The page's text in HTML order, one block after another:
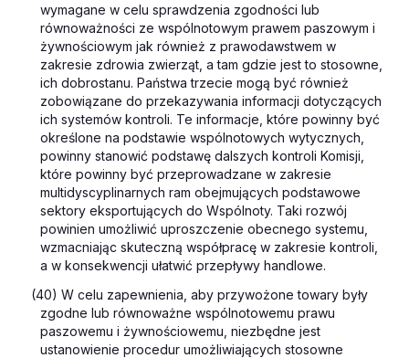
wymagane w celu sprawdzenia zgodności lub
równoważności ze wspólnotowym prawem paszowym i
żywnościowym jak również z prawodawstwem w
zakresie zdrowia zwierząt, a tam gdzie jest to stosowne,
ich dobrostanu. Państwa trzecie mogą być również
zobowiązane do przekazywania informacji dotyczących
ich systemów kontroli. Te informacje, które powinny być
określone na podstawie wspólnotowych wytycznych,
powinny stanowić podstawę dalszych kontroli Komisji,
które powinny być przeprowadzane w zakresie
multidyscyplinarnych ram obejmujących podstawowe
sektory eksportujących do Wspólnoty. Taki rozwój
powinien umożliwić uproszczenie obecnego systemu,
wzmacniając skuteczną współpracę w zakresie kontroli,
a w konsekwencji ułatwić przepływy handlowe.
(40) W celu zapewnienia, aby przywożone towary były
zgodne lub równoważne wspólnotowemu prawu
paszowemu i żywnościowemu, niezbędne jest
ustanowienie procedur umożliwiających stosowne